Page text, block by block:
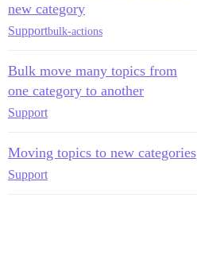
new category
Supportbulk-actions
Bulk move many topics from
one category to another
Support
Moving topics to new categories
Support